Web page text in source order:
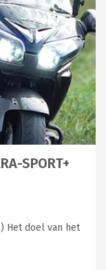
SPORT+
Het doel van het